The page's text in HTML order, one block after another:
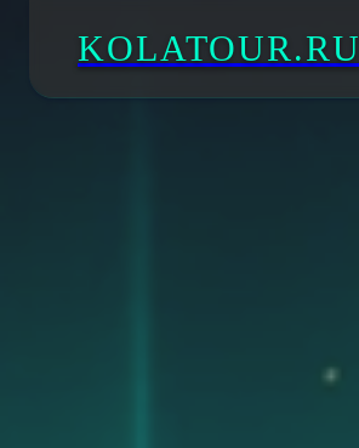
KOLATOUR.RU